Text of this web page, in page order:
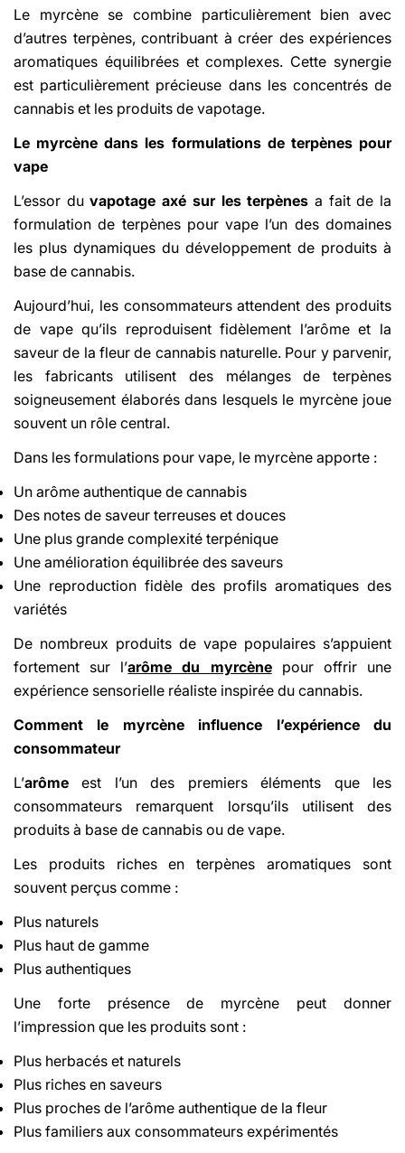
Le myrcène se combine particulièrement bien avec
d’autres terpènes, contribuant à créer des expériences
aromatiques équilibrées et complexes. Cette synergie
est particulièrement précieuse dans les concentrés de
cannabis et les produits de vapotage.
Le myrcène dans les formulations de terpènes pour
vape
L’essor duvapotage axé sur les terpènes a fait de la
formulation de terpènes pour vape l’un des domaines
les plus dynamiques du développement de produits à
base de cannabis.
Aujourd’hui, les consommateurs attendent des produits
de vape qu’ils reproduisent fidèlement l’arôme et la
saveur de la fleur de cannabis naturelle. Pour y parvenir,
les fabricants utilisent des mélanges de terpènes
soigneusement élaborés dans lesquels le myrcène joue
souvent un rôle central.
Dans les formulations pour vape, le myrcène apporte :
Un arôme authentique de cannabis
Des notes de saveur terreuses et douces
Une plus grande complexité terpénique
Une amélioration équilibrée des saveurs
Une reproduction fidèle des profils aromatiques des
variétés
De nombreux produits de vape populaires s’appuient
fortement sur l’arôme du myrcènepour offrir une
expérience sensorielle réaliste inspirée du cannabis.
Comment le myrcène influence l’expérience du
consommateur
L’arôme est l’un des premiers éléments que les
consommateurs remarquent lorsqu’ils utilisent des
produits à base de cannabis ou de vape.
Les produits riches en terpènes aromatiques sont
souvent perçus comme :
Plus naturels
Plus haut de gamme
Plus authentiques
Une forte présence de myrcène peut donner
l’impression que les produits sont :
Plus herbacés et naturels
Plus riches en saveurs
Plus proches de l’arôme authentique de la fleur
Plus familiers aux consommateurs expérimentés